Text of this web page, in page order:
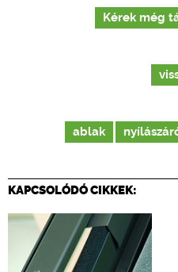
Kérek még
ablak
KAPCSOLÓDÓ CIKKEK: